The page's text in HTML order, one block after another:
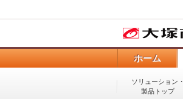
ホーム
ソリューション・
製品トップ